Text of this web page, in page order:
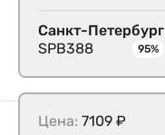
Санкт-Петербург
SPB388
95%
Цена: 7109 ₽